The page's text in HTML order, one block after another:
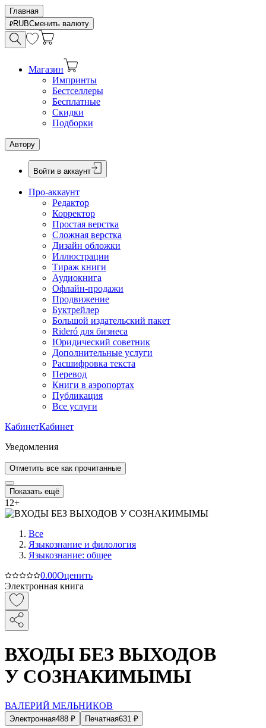
Главная
RUBСменить валюту
Магазин
Импринты
Бестселлеры
Бесплатные
Скидки
Подборки
Автору
Войти в аккаунт
Про-аккаунт
Редактор
Корректор
Простая верстка
Сложная верстка
Дизайн обложки
Иллюстрации
Тираж книги
Аудиокнига
Офлайн-продажи
Продвижение
Буктрейлер
Большой издательский пакет
Rideró для бизнеса
Юридический советник
Дополнительные услуги
Расшифровка текста
Перевод
Книги в аэропортах
Публикация
Все услуги
КабинетКабинет
Уведомления
Отметить все как прочитанные
Показать ещё
12+
Все
Языкознание и филология
Языкознание: общее
0.00Оценить
Электронная книга
ВХОДЫ БЕЗ ВЫХОДОВ
У СОЗНАКИМЫМЫ
ВАЛЕРИЙ МЕЛЬНИКОВ
Электронная488 ₽ Печатная631 ₽